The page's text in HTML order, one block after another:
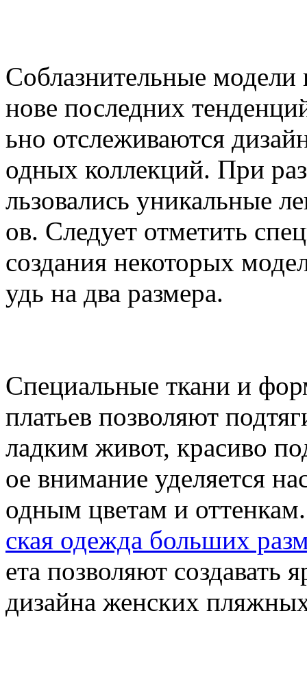
Соблазнительные
нове последних
ьно отслеживаются
одных коллекций. При
льзовались уникальные
ов. Следует отметить
создания некоторых
удь на два размера.
Специальные ткани и
платьев позволяют
ладким живот, красиво
ое внимание уделяется
одным цветам и
ская одежда больших
ета позволяют создавать
дизайна женских